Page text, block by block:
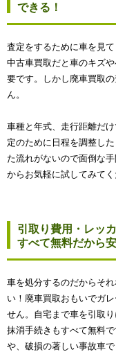
できる！
査定をするために車を見
中古車買取だと車のキズ
要です。しかし廃車買取
ん。
車種と年式、走行距離だ
定のために日程を調整し
た流れがないので面倒な
からお気軽に試してみてく
引取り費用・レッ
すべて無料だから安
車を処分するのだからそ
い！廃車買取おもいでガ
せん。自宅まで車を引取
抹消手続きもすべて無料
や、破損の著しい事故車